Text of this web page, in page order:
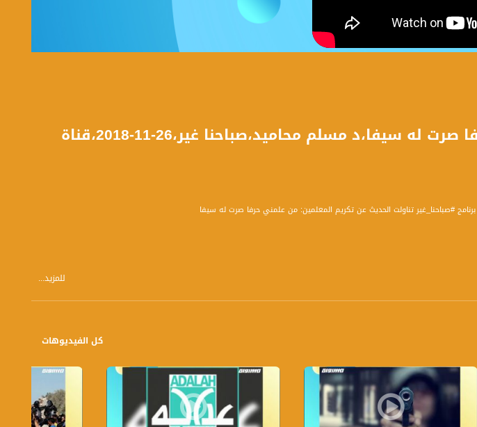
تكريم المعلمين: من علمني حرفا صرت له سيفا،د مسلم محاميد،صباحنا غير،26-11-2018،قناة
للمزيد...
كل الفيديوهات